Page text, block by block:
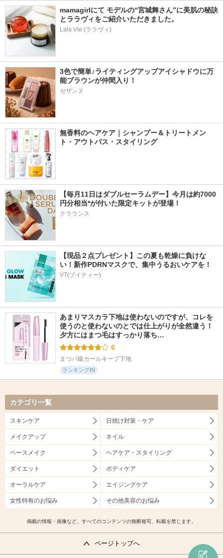
mamagirlにて モデルの“宮城舞さん”に美肌の秘訣
とララヴィをご紹介いただきました。
Lala Vie (ララヴィ)
3色で簡単♪ライティングアップアイシャドウに万
能ブラウンが仲間入り！
セザンヌ
無香料のヘアケア｜シャンプー＆トリートメン
ト・アウトバス・スタイリング
【毎月11日はダブルセーラムデー】今月は約7000
円分相当*が付いた限定キットが登場！
クラランス
【現品２点プレゼント】この夏も乾燥に負けな
い！新作PDRNマスクで、集中うるおいケアを！
VT(ブイティー)
あまりマスカラ下地は使わないのですが、コレを
使うのと使わないのとでは仕上がりが全然違う！
夕方にはまつ毛はすっかり落ち…
6
まつパ級カールキープ下地
ランキングIN
カテゴリ一覧
スキンケア 日焼け対策・ケア
メイクアップ ネイル
ベースメイク ヘアケア・スタイリング
ダイエット ボディケア
オーラルケア エイジングケア
女性特有のお悩み その他美容のお悩み
掲載の情報・画像など、すべてのコンテンツの無断複写、転載を禁じます。
ページトップへ